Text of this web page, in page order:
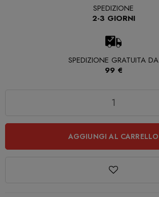
SPEDIZIONE
2-3 GIORNI
SPEDIZIONE GRATUITA DA
99 €
AGGIUNGI AL CARRELLO